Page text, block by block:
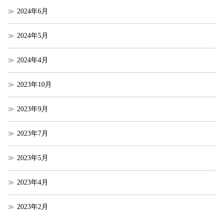
2024年6月
2024年5月
2024年4月
2023年10月
2023年9月
2023年7月
2023年5月
2023年4月
2023年2月